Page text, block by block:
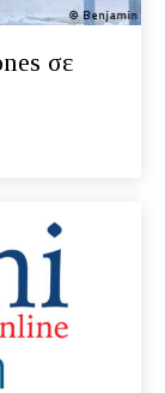
σε